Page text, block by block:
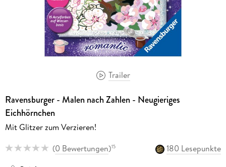
Trailer
Ravensburger - Malen nach Zahlen - Neugieriges
Eichhörnchen
Mit Glitzer zum Verzieren!
(0 Bewertungen)15
180 Lesepunkte